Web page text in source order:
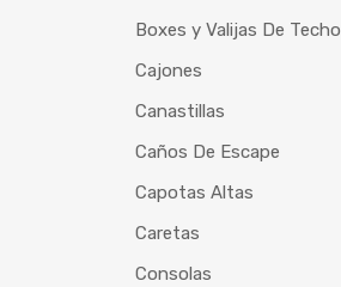
Boxes y Valijas De Techo
Cajones
Canastillas
Caños De Escape
Capotas Altas
Caretas
Consolas